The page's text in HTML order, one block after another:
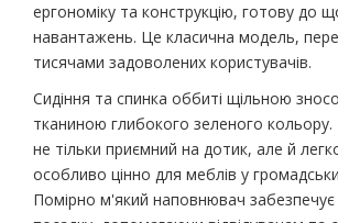
ергономіку та конструкцію, готову до
навантажень. Це класична модель,
тисячами задоволених користувачів.
Сидіння та спинка оббиті щільною
тканиною глибокого зеленого кольору.
не тільки приємний на дотик, але й
особливо цінно для меблів у
Помірно м'який наповнювач